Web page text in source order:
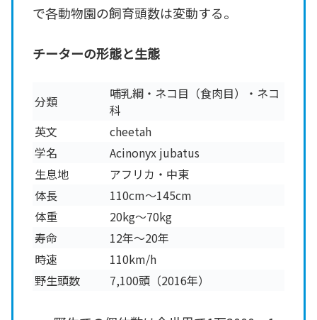
で各動物園の飼育頭数は変動する。
チーターの形態と生態
分類
哺乳綱・ネコ目（食肉目）・ネコ
科
英文
cheetah
学名
Acinonyx jubatus
生息地
アフリカ・中東
体長
110cm～145cm
体重
20kg～70kg
寿命
12年～20年
時速
110km/h
野生頭数
7,100頭（2016年）